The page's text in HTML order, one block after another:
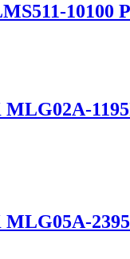
10100
MLG02A-
MLG05A-